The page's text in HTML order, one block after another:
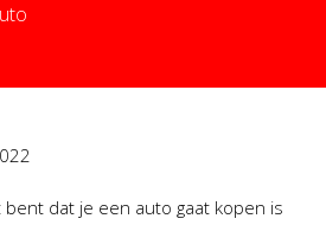
dat je een auto gaat kopen is